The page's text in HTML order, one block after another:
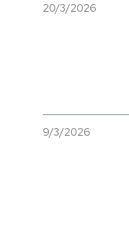
20/3/2026
9/3/2026